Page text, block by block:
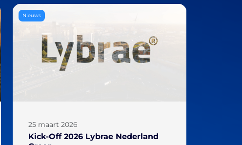
Nieuws
25 maart 2026
Kick-Off 2026 Lybrae Nederland